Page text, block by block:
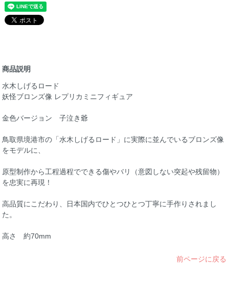
商品説明
水木しげるロード
妖怪ブロンズ像 レプリカミニフィギュア
金色バージョン 子泣き爺
鳥取県境港市の「水木しげるロード」に実際に並んでいるブロンズ像
をモデルに、
原型制作から工程過程でできる傷やバリ（意図しない突起や残留物）
を忠実に再現！
高品質にこだわり、日本国内でひとつひとつ丁寧に手作りされまし
た。
高さ 約70mm
前ページに戻る